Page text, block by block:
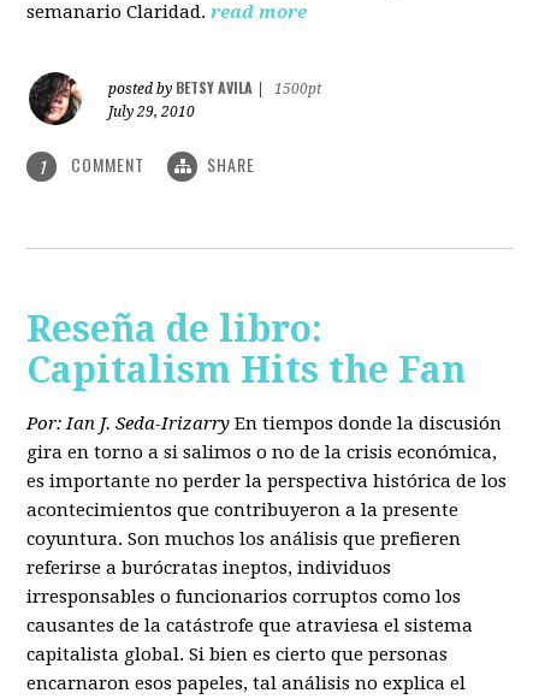
semanario Claridad. read more
posted by BETSY AVILA
1500pt
July 29, 2010
1 COMMENT SHARE
Reseña de libro:
Capitalism Hits the Fan
Por: Ian J. Seda-Irizarry En tiempos donde la discusión
gira en torno a si salimos o no de la crisis económica,
es importante no perder la perspectiva histórica de los
acontecimientos que contribuyeron a la presente
coyuntura. Son muchos los análisis que prefieren
referirse a burócratas ineptos, individuos
irresponsables o funcionarios corruptos como los
causantes de la catástrofe que atraviesa el sistema
capitalista global. Si bien es cierto que personas
encarnaron esos papeles, tal análisis no explica el